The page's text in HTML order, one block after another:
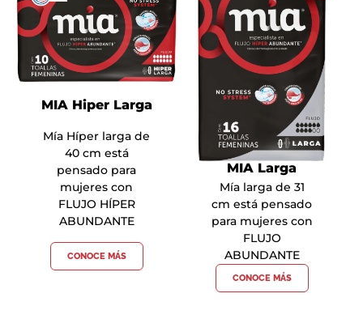
MIA Hiper Larga
Mía Híper larga de
40 cm está
pensado para
mujeres con
FLUJO HÍPER
ABUNDANTE
CONOCE MÁS
MIA Larga
Mía larga de 31
cm está pensado
para mujeres con
FLUJO
ABUNDANTE
CONOCE MÁS